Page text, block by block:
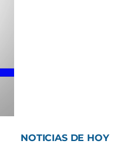
NOTICIAS DE HOY